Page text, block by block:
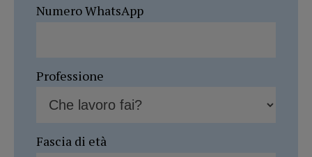
Numero WhatsApp
Professione
Fascia di età